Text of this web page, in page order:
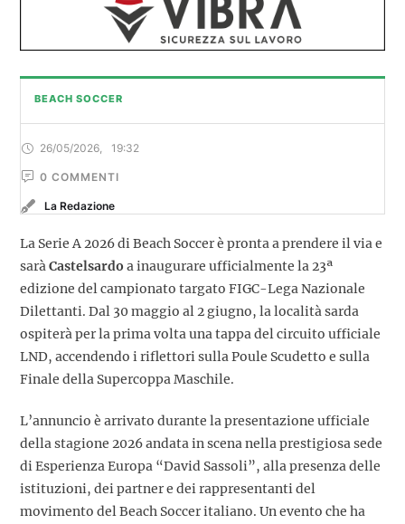
BEACH SOCCER
26/05/2026 19:32
0 COMMENTI
La Redazione
La Serie A 2026 di Beach Soccer è pronta a prendere il via e
saràCastelsardo a inaugurare ufficialmente la 23ª
edizione del campionato targato FIGC-Lega Nazionale
Dilettanti. Dal 30 maggio al 2 giugno, la località sarda
ospiterà per la prima volta una tappa del circuito ufficiale
LND, accendendo i riflettori sulla Poule Scudetto e sulla
Finale della Supercoppa Maschile.
L’annuncio è arrivato durante la presentazione ufficiale
della stagione 2026 andata in scena nella prestigiosa sede
di Esperienza Europa “David Sassoli”, alla presenza delle
istituzioni, dei partner e dei rappresentanti del
movimento del Beach Soccer italiano. Un evento che ha